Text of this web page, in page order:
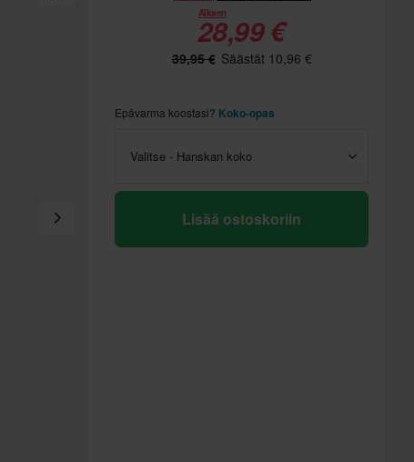
Alkaen
28,99 €
39,95 € Säästät 10,96 €
Epävarma koostasi? Koko-opas
Valitse - Hanskan koko
Lisää ostoskoriin